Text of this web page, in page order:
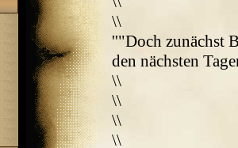
\\
''"Doch zunächst
den nächsten
\\
\\
\\
\\